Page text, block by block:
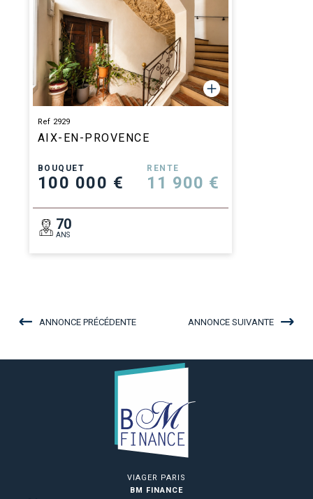
Ref 2929
AIX-EN-PROVENCE
BOUQUET
100 000 €
RENTE
11 900 €
70
ANS
ANNONCE PRÉCÉDENTE ANNONCE SUIVANTE
VIAGER PARIS
BM FINANCE